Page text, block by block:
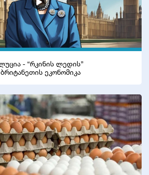
- “რკინის ლედის”
ეკონომიკა